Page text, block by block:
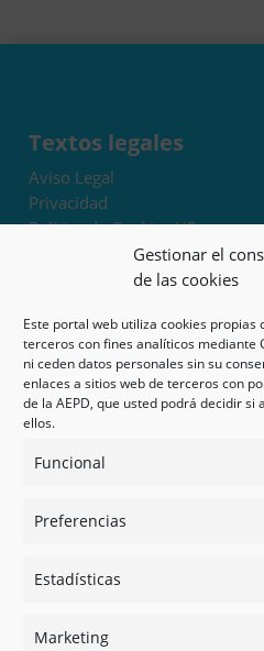
Gestionar el
de las cookies
Este portal web utiliza cookies propias
terceros con fines analíticos mediante
ni ceden datos personales sin su
enlaces a sitios web de terceros con
de la AEPD, que usted podrá decidir si
ellos.
Funcional
Preferencias
Estadísticas
Marketing
Textos legales
Aviso Legal
Privacidad
Política de Cookies UE
Términos y condiciones
Exoneración de responsabilidad
Mapa del sitio
Mi cuenta
Tienda
Psicología en Murcia
Guías
Redes sociales
Instagram
Linked in